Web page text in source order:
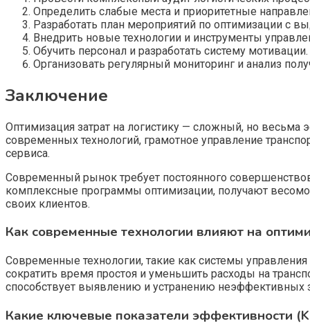
Определить слабые места и приоритетные
Разработать план мероприятий по оптимизации с
Внедрить новые технологии и инструменты
Обучить персонал и разработать систему мотивации.
Организовать регулярный мониторинг и анализ
Заключение
Оптимизация затрат на логистику — сложный, но
современных технологий, грамотное управление
сервиса.
Современный рынок требует постоянного
комплексные программы оптимизации, получают
своих клиентов.
Как современные технологии влияют на
Современные технологии, такие как системы
сократить время простоя и уменьшить расходы на
способствует выявлению и устранению неэффективных
Какие ключевые показатели эффективности